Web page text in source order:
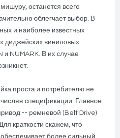
останется всего
облегчает выбор. В
и наиболее известных
диджейских виниловых
и NUMARK. В их случае
проста и потребителю не
спецификации. Главное
-- ремневой (Belt Drive)
краткости скажем, что
более сильный